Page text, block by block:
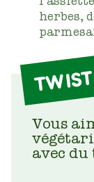
herbes,
TWIST
Vous
avec du